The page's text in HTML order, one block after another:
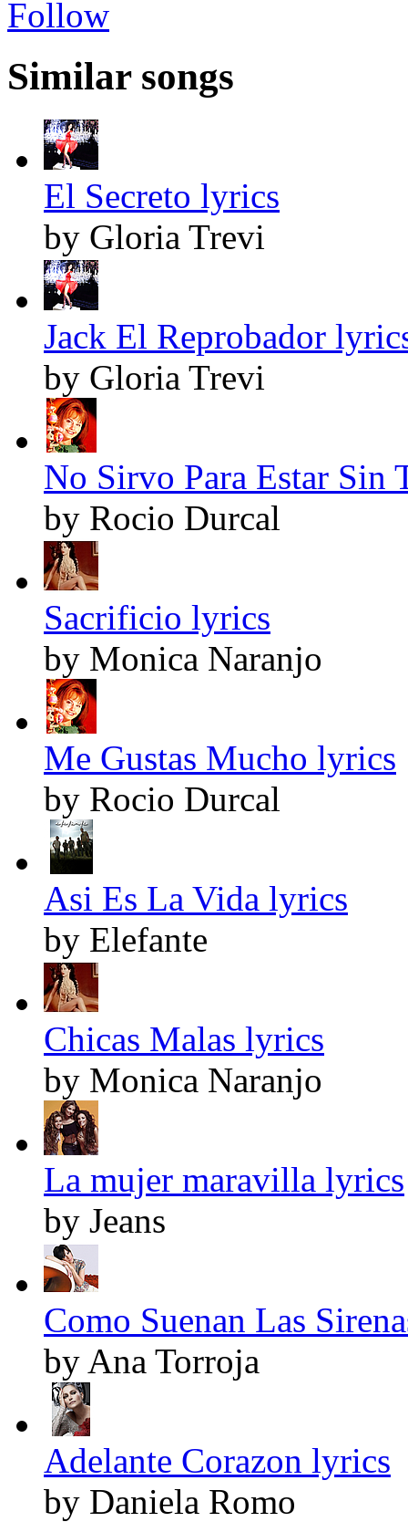
Follow
Similar songs
El Secreto lyrics
by Gloria Trevi
Jack El Reprobador
by Gloria Trevi
No Sirvo Para Estar Sin
by Rocio Durcal
Sacrificio lyrics
by Monica Naranjo
Me Gustas Mucho lyrics
by Rocio Durcal
Asi Es La Vida lyrics
by Elefante
Chicas Malas lyrics
by Monica Naranjo
La mujer maravilla lyrics
by Jeans
Como Suenan Las
by Ana Torroja
Adelante Corazon lyrics
by Daniela Romo